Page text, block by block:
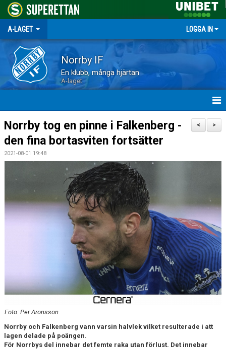
A-LAGET LOGGA IN
Norrby IF
En klubb, många hjärtan
A-laget
HEM
NYHETER
MATCHER
KALENDER
TABELL ETTAN SÖDRA 2025
>
<
Norrby tog en pinne i Falkenberg -
den fina bortasviten fortsätter
2021-08-01 19:48
Foto: Per Aronsson.
Norrby och Falkenberg vann varsin halvlek vilket resulterade i att
lagen delade på poängen.
För Norrbys del innebar det femte raka utan förlust. Det innebar